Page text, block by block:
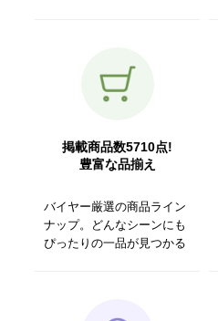
掲載商品数5710点!
豊富な品揃え
バイヤー厳選の商品ライン
ナップ。どんなシーンにも
ぴったりの一品が見つかる